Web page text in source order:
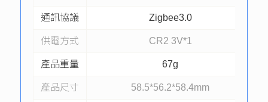
通訊協議 Zigbee3.0
供電方式 CR2 3V*1
產品重量 67g
產品尺寸 58.5*56.2*58.4mm